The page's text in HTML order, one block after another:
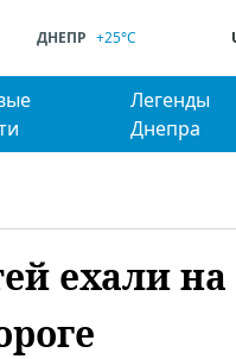
ДНЕПР +25°C
Легенды
Днепра
ехали